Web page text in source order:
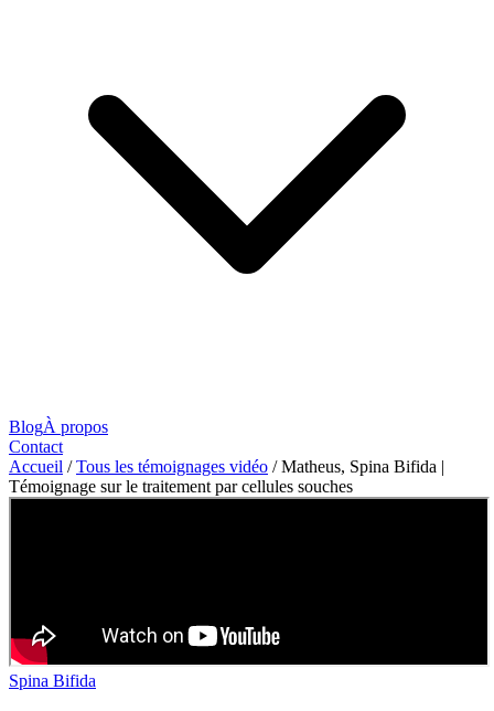
BlogÀ propos
Contact
Accueil / Tous les témoignages vidéo / Matheus, Spina Bifida |
Témoignage sur le traitement par cellules souches
Spina Bifida